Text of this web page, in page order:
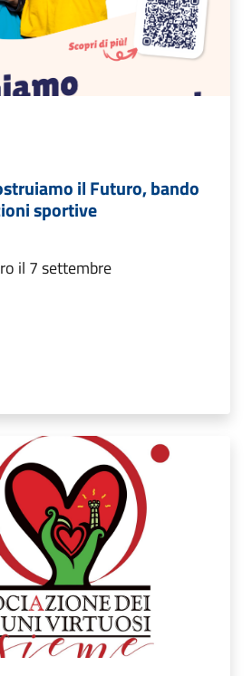
il Futuro, bando
sportive
il 7 settembre